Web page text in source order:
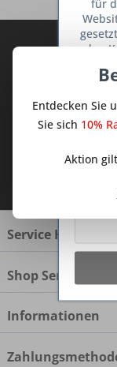
Sie
dem
Ich
zur
Service Hotline
Shop Service
Informationen
Entdecken Sie
Sie sich 10%
Aktion
für
den